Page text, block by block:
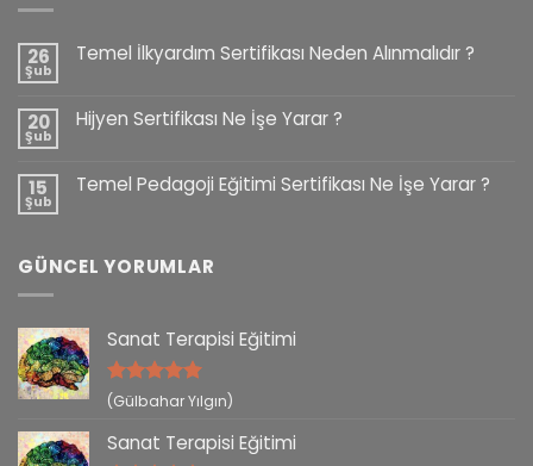
26
Şub
Temel İlkyardım Sertifikası Neden Alınmalıdır ?
20
Şub
Hijyen Sertifikası Ne İşe Yarar ?
15
Şub
Temel Pedagoji Eğitimi Sertifikası Ne İşe Yarar ?
GÜNCEL YORUMLAR
Sanat Terapisi Eğitimi
5 üzerinden
(Gülbahar Yılgın)
Sanat Terapisi Eğitimi